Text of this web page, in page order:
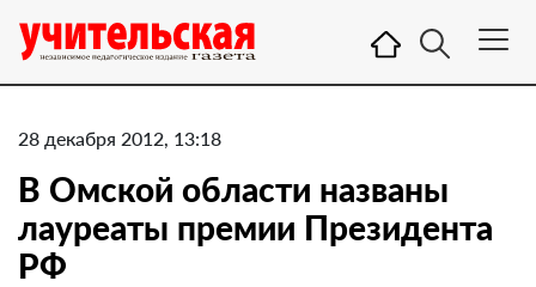
28 декабря 2012, 13:18
В Омской области названы
лауреаты премии Президента
РФ